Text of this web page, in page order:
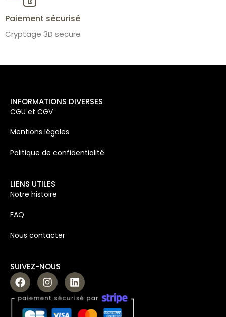
Paiement sécurisé
Cryptage 3D secure
INFORMATIONS DIVERSES
CGU et CGV
Mentions légales
Politique de confidentialité
LIENS UTILES
Notre histoire
FAQ
Nous contacter
SUIVEZ-NOUS